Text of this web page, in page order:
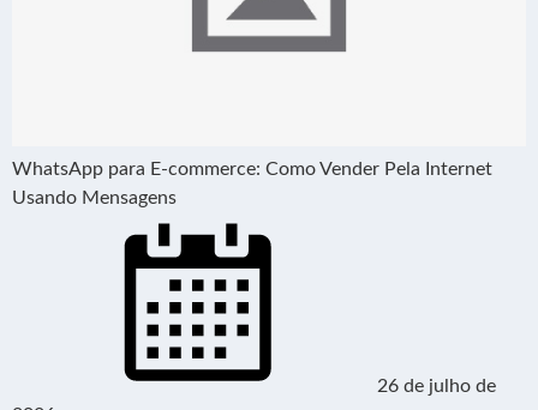
WhatsApp para E-commerce: Como Vender Pela Internet
Usando Mensagens
26 de julho de